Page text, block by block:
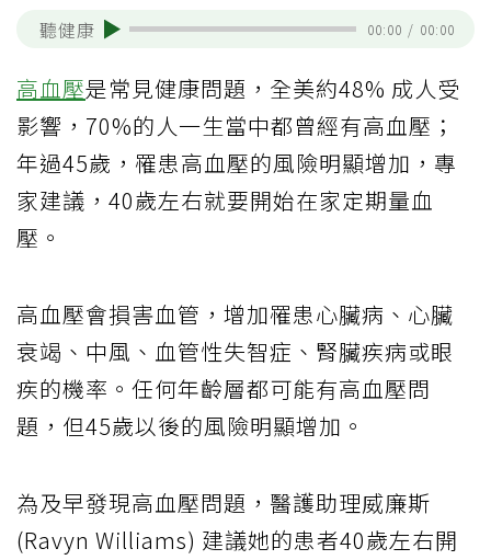
聽健康 00:00 / 00:00
高血壓是常見健康問題，全美約48% 成人受
影響，70%的人一生當中都曾經有高血壓；
年過45歲，罹患高血壓的風險明顯增加，專
家建議，40歲左右就要開始在家定期量血
壓。
高血壓會損害血管，增加罹患心臟病、心臟
衰竭、中風、血管性失智症、腎臟疾病或眼
疾的機率。任何年齡層都可能有高血壓問
題，但45歲以後的風險明顯增加。
為及早發現高血壓問題，醫護助理威廉斯
(Ravyn Williams) 建議她的患者40歲左右開